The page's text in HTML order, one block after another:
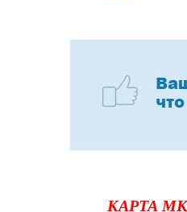
КАРТА